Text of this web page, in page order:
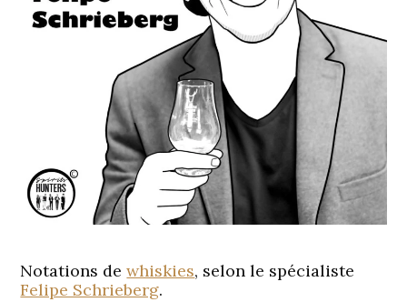
Notations dewhiskies, selon le spécialiste
Felipe Schrieberg.